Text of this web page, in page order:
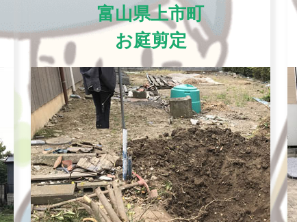
富山県上市町
お庭剪定